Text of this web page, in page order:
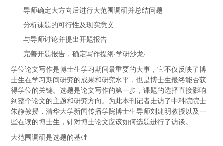
导师确定大方向后进行大范围调研并总结问题
分析课题的可行性及现实意义
与导师讨论并提出开题报告
完善开题报告，确定写作提纲·学研沙龙·
学位论文写作是博士生学习期间最重要的大事，它不仅反映了博
士生在学习期间研究的成果和研究水平，也是博士生最终能否获
得学位的关键。选题是论文写作的第一步，课题的选择直接影响
到整个论文的主题和研究方向。为此本刊记者走访了中科院院士
朱静教授，清华大学新闻传播学院博士生导师刘建明教授以及一
些在读的博士生，针对博士论文应该如何选题进行了访谈。
大范围调研是选题的基础